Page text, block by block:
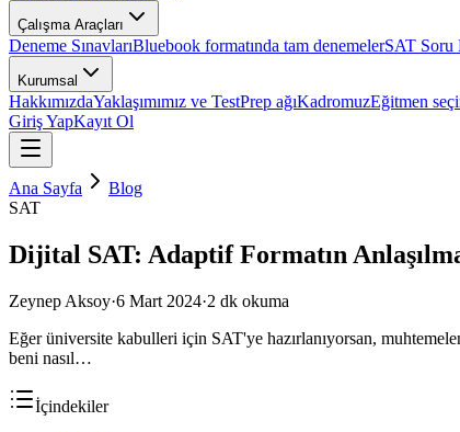
Çalışma Araçları
Deneme SınavlarıBluebook formatında tam denemelerSAT Soru
Kurumsal
HakkımızdaYaklaşımımız ve TestPrep ağıKadromuzEğitmen
Giriş YapKayıt Ol
Ana Sayfa
Blog
SAT
Dijital SAT: Adaptif Formatın
Zeynep Aksoy·6 Mart 2024·2 dk okuma
Eğer üniversite kabulleri için SAT'ye hazırlanıyorsan,
beni nasıl…
İçindekiler